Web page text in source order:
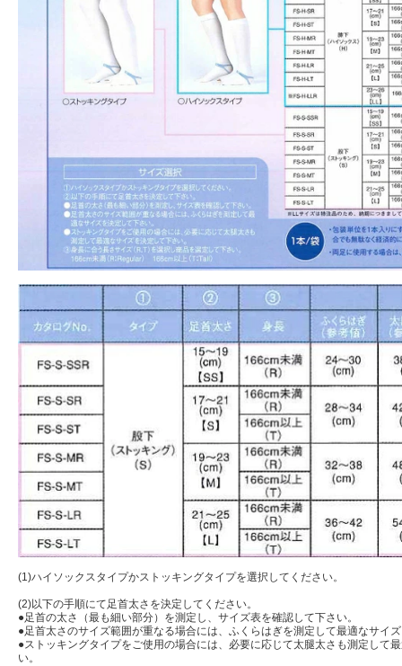
(1)ハイソックスタイプかストッキングタイプを選択してください。
(2)以下の手順にて足首太さを決定してください。
●足首の太さ（最も細い部分）を測定し、サイズ表を確認して下さい。
●足首太さのサイズ範囲が重なる場合には、ふくらはぎを測定して最適なサイ
●ストッキングタイプをご使用の場合には、必要に応じて太腿太さも測定して
い。